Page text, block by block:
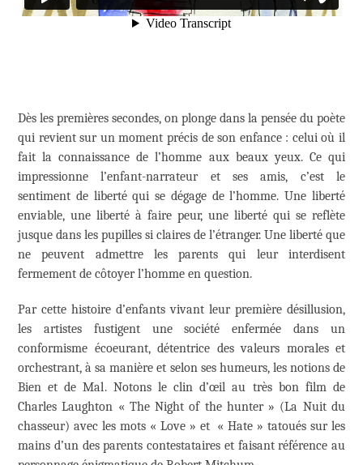
Dès les premières secondes, on plonge dans la pensée du poète
qui revient sur un moment précis de son enfance : celui où il
fait la connaissance de l’homme aux beaux yeux. Ce qui
impressionne l’enfant-narrateur et ses amis, c’est le
sentiment de liberté qui se dégage de l’homme. Une liberté
enviable, une liberté à faire peur, une liberté qui se reflète
jusque dans les pupilles si claires de l’étranger. Une liberté que
ne peuvent admettre les parents qui leur interdisent
fermement de côtoyer l’homme en question.
Par cette histoire d’enfants vivant leur première désillusion,
les artistes fustigent une société enfermée dans un
conformisme écoeurant, détentrice des valeurs morales et
orchestrant, à sa manière et selon ses humeurs, les notions de
Bien et de Mal. Notons le clin d’œil au très bon film de
Charles Laughton « The Night of the hunter » (La Nuit du
chasseur) avec les mots « Love » et « Hate » tatoués sur les
mains d’un des parents contestataires et faisant référence au